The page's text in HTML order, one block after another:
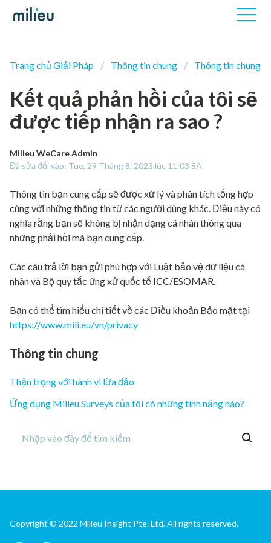
Trang chủ Giải Pháp Thông tin chung Thông tin chung
Kết quả phản hồi của tôi sẽ
được tiếp nhận ra sao ?
Milieu WeCare Admin
Đã sửa đổi vào: Tue, 29 Tháng 8, 2023 lúc 11:03 SA
Thông tin bạn cung cấp sẽ được xử lý và phân tích tổng hợp
cùng với những thông tin từ các người dùng khác. Điều này có
nghĩa rằng bạn sẽ không bị nhận dạng cá nhân thông qua
những phải hồi mà bạn cung cấp.
Các câu trả lời bạn gửi phù hợp với Luật bảo vệ dữ liệu cá
nhân và Bộ quy tắc ứng xử quốc tế ICC/ESOMAR.
Bạn có thể tìm hiểu chi tiết về các Điều khoản Bảo mật tại
https://www.mili.eu/vn/privacy
Thông tin chung
Thận trọng với hành vi lừa đảo
Ứng dụng Milieu Surveys của tôi có những tính năng nào?
Copyright © 2022 Milieu Insight Pte. Ltd. All rights reserved.